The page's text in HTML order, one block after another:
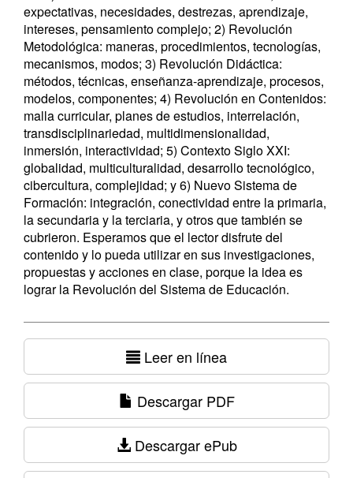
expectativas, necesidades, destrezas, aprendizaje,
intereses, pensamiento complejo; 2) Revolución
Metodológica: maneras, procedimientos, tecnologías,
mecanismos, modos; 3) Revolución Didáctica:
métodos, técnicas, enseñanza-aprendizaje, procesos,
modelos, componentes; 4) Revolución en Contenidos:
malla curricular, planes de estudios, interrelación,
transdisciplinariedad, multidimensionalidad,
inmersión, interactividad; 5) Contexto Siglo XXI:
globalidad, multiculturalidad, desarrollo tecnológico,
cibercultura, complejidad; y 6) Nuevo Sistema de
Formación: integración, conectividad entre la primaria,
la secundaria y la terciaria, y otros que también se
cubrieron. Esperamos que el lector disfrute del
contenido y lo pueda utilizar en sus investigaciones,
propuestas y acciones en clase, porque la idea es
lograr la Revolución del Sistema de Educación.
Leer en línea
Descargar PDF
Descargar ePub